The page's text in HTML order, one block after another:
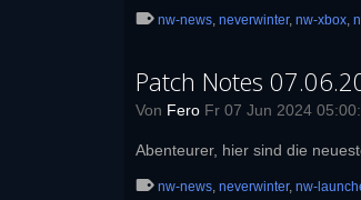
nw-news, neverwinter, nw-xbox,
Patch Notes
Von Fero Fr 07 Jun 2024
Abenteurer, hier sind die
nw-news, neverwinter, nw-